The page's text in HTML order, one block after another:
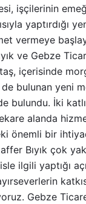
işçilerinin
yaptırdığı
vermeye
ve Gebze
içerisinde
bulunan yeni
bulundu. İki
alanda
önemli bir
Bıyık çok
ilgili yaptığı
Gebze